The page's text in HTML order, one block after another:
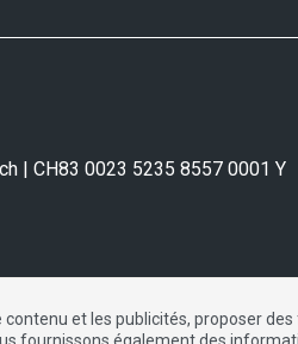
| CH83 0023 5235 8557 0001 Y
et les publicités, proposer